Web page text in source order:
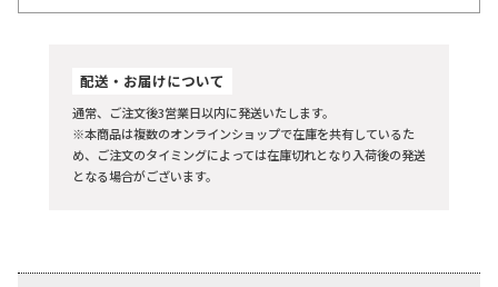
配送・お届けについて
通常、ご注文後3営業日以内に発送いたします。
※本商品は複数のオンラインショップで在庫を共有しているた
め、ご注文のタイミングによっては在庫切れとなり入荷後の発送
となる場合がございます。